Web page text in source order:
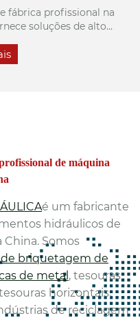
fábrica profissional na
soluções de alto
para reciclagem
de aço e
de máquina
é um fabricante
hidráulicos de
Somos
briquetagem de
de metal , tesouras
horizontais,
de reciclagem